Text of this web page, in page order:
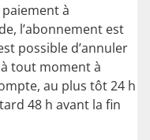
à
l’abonnement est
possible d’annuler
tout moment à
au plus tôt 24 h
48 h avant la fin